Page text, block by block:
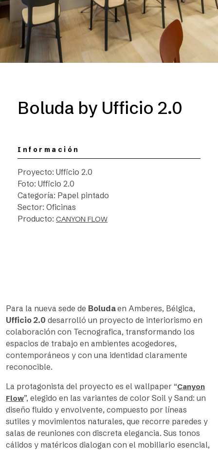
Boluda by Ufficio 2.0
Información
Proyecto: Ufficio 2.0
Foto: Ufficio 2.0
Categoría: Papel pintado
Sector: Oficinas
Producto: CANYON FLOW
Para la nueva sede de Boludaen Amberes, Bélgica,
Ufficio 2.0 desarrolló un proyecto de interiorismo en
colaboración con Tecnografica, transformando los
espacios de trabajo en ambientes acogedores,
contemporáneos y con una identidad claramente
reconocible.
La protagonista del proyecto es el wallpaper “Canyon
Flow”, elegido en las variantes de color Soil y Sand: un
diseño fluido y envolvente, compuesto por líneas
sutiles y movimientos naturales, que recorre paredes y
salas de reuniones con discreta elegancia. Sus tonos
cálidos y matéricos dialogan con el mobiliario esencial,